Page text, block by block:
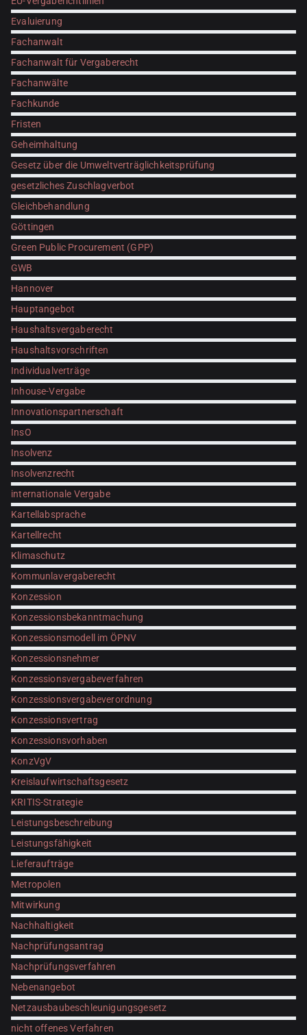
Evaluierung
Fachanwalt
Fachanwalt für Vergaberecht
Fachanwälte
Fachkunde
Fristen
Geheimhaltung
Gesetz über die Umweltverträglichkeitsprüfung
gesetzliches Zuschlagverbot
Gleichbehandlung
Göttingen
Green Public Procurement (GPP)
GWB
Hannover
Hauptangebot
Haushaltsvergaberecht
Haushaltsvorschriften
Individualverträge
Inhouse-Vergabe
Innovationspartnerschaft
InsO
Insolvenz
Insolvenzrecht
internationale Vergabe
Kartellabsprache
Kartellrecht
Klimaschutz
Kommunlavergaberecht
Konzession
Konzessionsbekanntmachung
Konzessionsmodell im ÖPNV
Konzessionsnehmer
Konzessionsvergabeverfahren
Konzessionsvergabeverordnung
Konzessionsvertrag
Konzessionsvorhaben
KonzVgV
Kreislaufwirtschaftsgesetz
KRITIS-Strategie
Leistungsbeschreibung
Leistungsfähigkeit
Lieferaufträge
Metropolen
Mitwirkung
Nachhaltigkeit
Nachprüfungsantrag
Nachprüfungsverfahren
Nebenangebot
Netzausbaubeschleunigungsgesetz
nicht offenes Verfahren